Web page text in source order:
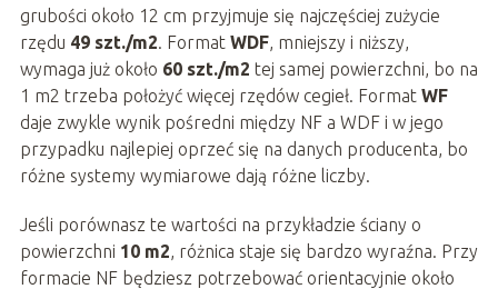
grubości około 12 cm przyjmuje się najczęściej zużycie
rzędu 49 szt./m2 . Format WDF, mniejszy i niższy,
wymaga już około 60 szt./m2 tej samej powierzchni, bo na
1 m2 trzeba położyć więcej rzędów cegieł. Format WF
daje zwykle wynik pośredni między NF a WDF i w jego
przypadku najlepiej oprzeć się na danych producenta, bo
różne systemy wymiarowe dają różne liczby.
Jeśli porównasz te wartości na przykładzie ściany o
powierzchni 10 m2 , różnica staje się bardzo wyraźna. Przy
formacie NF będziesz potrzebować orientacyjnie około